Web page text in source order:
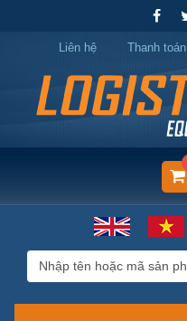
Liên hệ Thanh toán